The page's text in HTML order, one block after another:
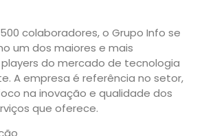
colaboradores, o Grupo Info se
um dos maiores e mais
do mercado de tecnologia
A empresa é referência no setor,
na inovação e qualidade dos
que oferece.